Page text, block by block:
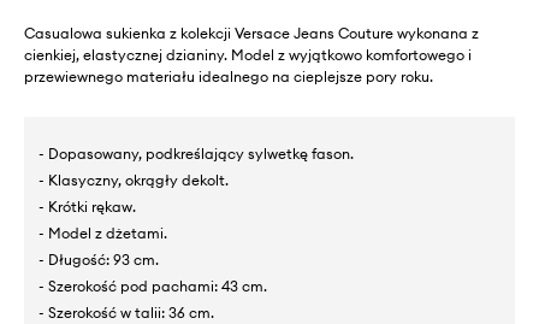
Casualowa sukienka z kolekcji Versace Jeans Couture wykonana z
cienkiej, elastycznej dzianiny. Model z wyjątkowo komfortowego i
przewiewnego materiału idealnego na cieplejsze pory roku.
- Dopasowany, podkreślający sylwetkę fason.
- Klasyczny, okrągły dekolt.
- Krótki rękaw.
- Model z dżetami.
- Długość: 93 cm.
- Szerokość pod pachami: 43 cm.
- Szerokość w talii: 36 cm.